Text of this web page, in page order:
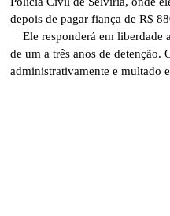
depois de pagar fiança de R$
Ele responderá em liberdade
de um a três anos de
administrativamente e multado